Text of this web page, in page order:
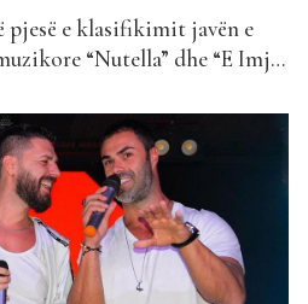
pjesë e klasifikimit javën e
“Nutella” dhe “E Imja”
janë ngjitur me më shumë
se shumë fanse e kanë
e re...